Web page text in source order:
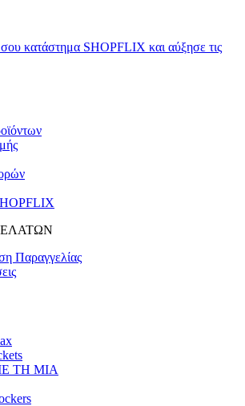
κατάστημα SHOPFLIX και αύξησε τις
Παραγγελίας
ΤΗ ΜΙΑ